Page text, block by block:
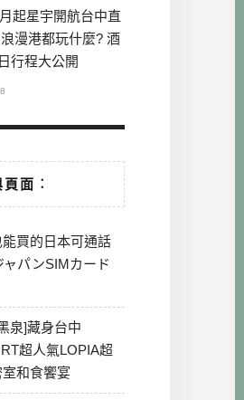
起星宇開航台中直
漫港都玩什麼? 酒
行程大公開
面︰
買的日本可通話
ャパンSIMカード
泉]藏身台中
超人氣LOPIA超
和食饗宴